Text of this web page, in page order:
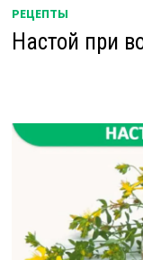
РЕЦЕПТЫ
Настой при